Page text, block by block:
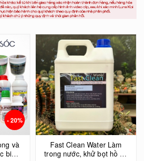
- 20%
và
biệt
Fast Clean Water Làm
trong nước, khử bọt hồ cá